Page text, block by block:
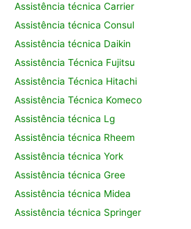
Assistência técnica Carrier
Assistência técnica Consul
Assistência técnica Daikin
Assistência Técnica Fujitsu
Assistência Técnica Hitachi
Assistência Técnica Komeco
Assistência técnica Lg
Assistência técnica Rheem
Assistência técnica York
Assistência técnica Gree
Assistência técnica Midea
Assistência técnica Springer